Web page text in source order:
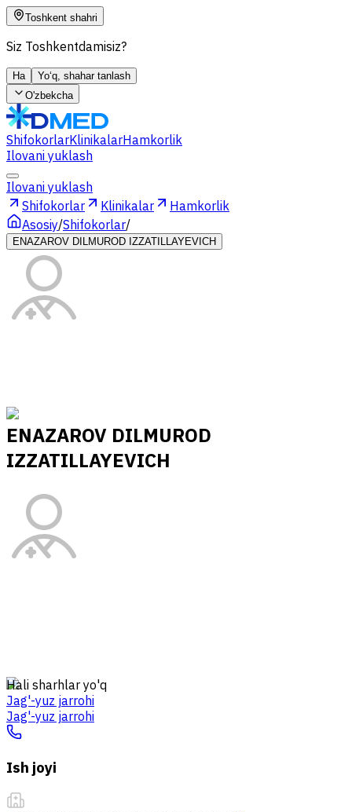
Toshkent shahri
Siz Toshkentdamisiz?
Ha
Yo‘q, shahar tanlash
O'zbekcha
ShifokorlarKlinikalarHamkorlik
Ilovani yuklash
Ilovani yuklash
Shifokorlar
Klinikalar
Hamkorlik
Asosiy/Shifokorlar/
ENAZAROV DILMUROD IZZATILLAYEVICH
ENAZAROV DILMUROD
IZZATILLAYEVICH
Hali sharhlar yo'q
Jag'-yuz jarrohi
Jag'-yuz jarrohi
Ish joyi